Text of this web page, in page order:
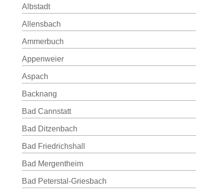
Albstadt
Allensbach
Ammerbuch
Appenweier
Aspach
Backnang
Bad Cannstatt
Bad Ditzenbach
Bad Friedrichshall
Bad Mergentheim
Bad Peterstal-Griesbach